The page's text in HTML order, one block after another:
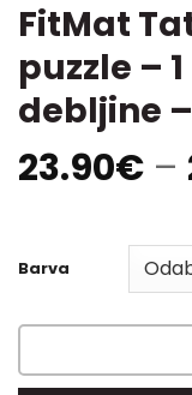
FitMat
puzzle –
debljine
23.90€ –
Barva